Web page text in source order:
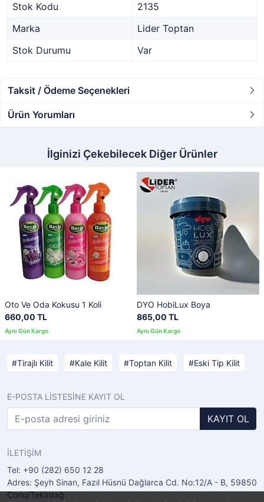
Stok Kodu
2135
Marka
Lider Toptan
Stok Durumu
Var
Taksit / Ödeme Seçenekleri
Ürün Yorumları
İlginizi Çekebilecek Diğer Ürünler
Oto Ve Oda Kokusu 1 Koli
660,00 TL
DYO HobiLux Boya
865,00 TL
Tirajlı Kilit Kale Kilit Toptan Kilit Eski Tip Kilit
E-POSTA LİSTESİNE KAYIT OL
KAYIT OL
İLETİŞİM
Tel: +90 (282) 650 12 28
Adres: Şeyh Sinan, Fazıl Hüsnü Dağlarca Cd. No:12/A - B, 59850
Çorlu/Tekirdağ